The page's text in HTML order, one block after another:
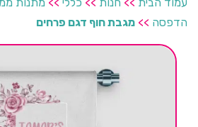
הדפסה >> מגבת חוף דגם פרחים